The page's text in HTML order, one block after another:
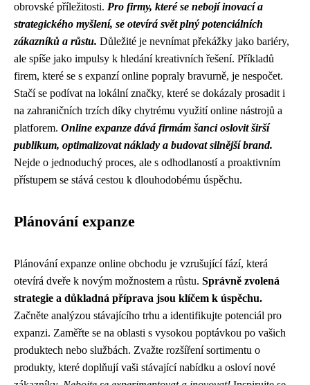
obrovské příležitosti. Pro firmy, které se nebojí inovací a
strategického myšlení, se otevírá svět plný potenciálních
zákazníků a růstu. Důležité je nevnímat překážky jako bariéry,
ale spíše jako impulsy k hledání kreativních řešení. Příkladů
firem, které se s expanzí online popraly bravurně, je nespočet.
Stačí se podívat na lokální značky, které se dokázaly prosadit i
na zahraničních trzích díky chytrému využití online nástrojů a
platforem. Online expanze dává firmám šanci oslovit širší
publikum, optimalizovat náklady a budovat silnější brand.
Nejde o jednoduchý proces, ale s odhodlaností a proaktivním
přístupem se stává cestou k dlouhodobému úspěchu.
Plánování expanze
Plánování expanze online obchodu je vzrušující fází, která
otevírá dveře k novým možnostem a růstu. Správně zvolená
strategie a důkladná příprava jsou klíčem k úspěchu.
Začněte analýzou stávajícího trhu a identifikujte potenciál pro
expanzi. Zaměřte se na oblasti s vysokou poptávkou po vašich
produktech nebo službách. Zvažte rozšíření sortimentu o
produkty, které doplňují vaši stávající nabídku a osloví nové